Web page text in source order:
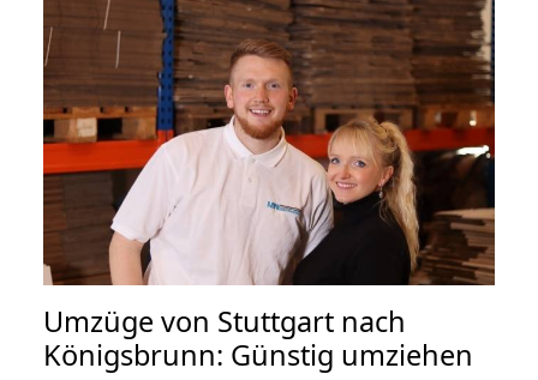
Umzüge von Stuttgart nach
Königsbrunn: Günstig umziehen